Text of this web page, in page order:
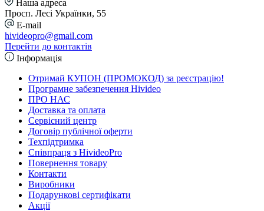
Наша адреса
Просп. Лесі Українки, 55
E-mail
hivideopro@gmail.com
Перейти до контактів
Інформація
Отримай КУПОН (ПРОМОКОД) за реєстрацію!
Програмне забезпечення Hivideo
ПРО НАС
Доставка та оплата
Сервісний центр
Договір публічної оферти
Техпідтримка
Співпраця з HivideoPro
Повернення товару
Контакти
Виробники
Подарункові сертифікати
Акції